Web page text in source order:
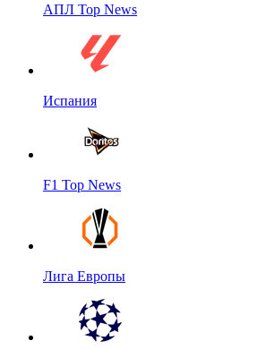
АПЛ Top News
Испания
F1 Top News
Лига Европы